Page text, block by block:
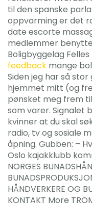
til den spanske
oppvarming er det
date escorte
medlemmer
Boligbyggelag
feedback mange
Siden jeg har så
hjemmet mitt (og
pønsket meg frem
som varer. Signalet
kvinner at du skal
radio, tv og sosiale
åpning. Gubben: –
Oslo kajakklubb
NORGES
HÅNDVERKERE OG
KONTAKT More